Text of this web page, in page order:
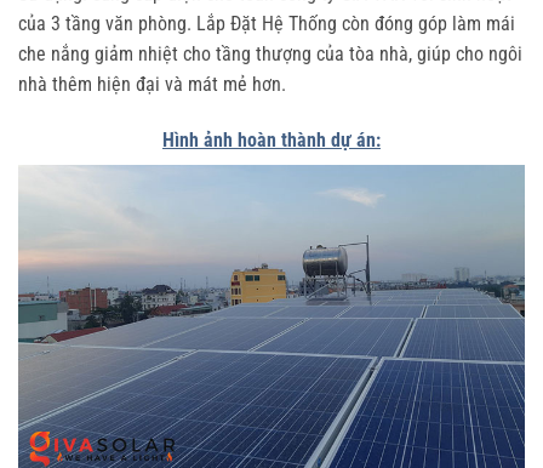
của 3 tầng văn phòng. Lắp Đặt Hệ Thống còn đóng góp làm mái
che nắng giảm nhiệt cho tầng thượng của tòa nhà, giúp cho ngôi
nhà thêm hiện đại và mát mẻ hơn.
Hình ảnh hoàn thành dự án: